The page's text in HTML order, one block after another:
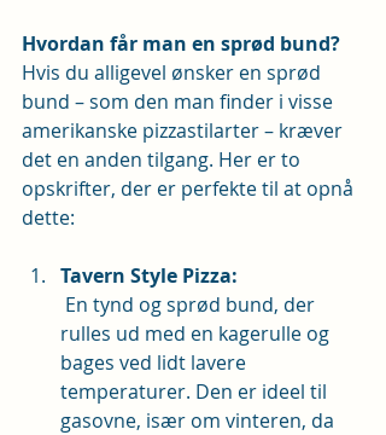
Hvordan får man en sprød bund?
Hvis du alligevel ønsker en sprød
bund – som den man finder i visse
amerikanske pizzastilarter – kræver
det en anden tilgang. Her er to
opskrifter, der er perfekte til at opnå
dette:
Tavern Style Pizza:
rulles ud med en kagerulle og
bages ved lidt lavere
temperaturer. Den er ideel til
gasovne, især om vinteren, da